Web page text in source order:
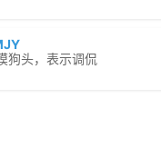
狗头，表示调侃